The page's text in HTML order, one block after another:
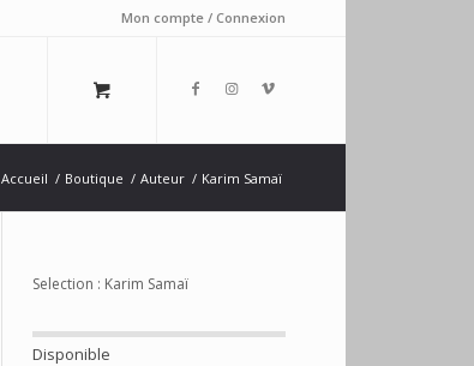
Mon compte / Connexion
Accueil / Boutique / Auteur / Karim Samaï
Selection : Karim Samaï
Disponible